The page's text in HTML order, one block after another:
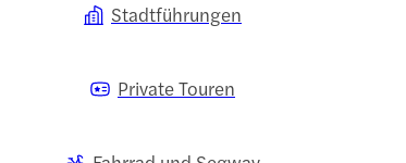
Stadtführungen
Private Touren